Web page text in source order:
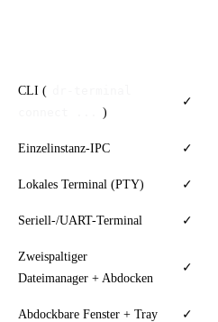
CLI (
)
✓
Einzelinstanz-IPC ✓
Lokales Terminal (PTY) ✓
Seriell-/UART-Terminal ✓
Zweispaltiger
Dateimanager + Abdocken
✓
Abdockbare Fenster + Tray ✓